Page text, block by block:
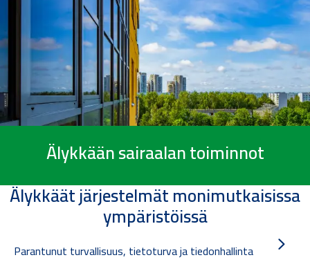
Älykkään sairaalan toiminnot
Älykkäät järjestelmät monimutkaisissa
ympäristöissä
Parantunut turvallisuus, tietoturva ja tiedonhallinta